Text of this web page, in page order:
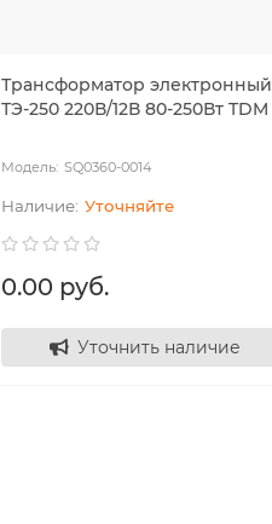
Трансформатор электронный
ТЭ-250 220В/12В 80-250Вт TDM
SQ0360-0014
Уточняйте
0.00 руб.
Уточнить наличие